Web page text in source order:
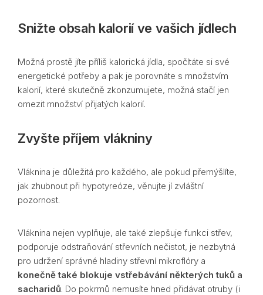
Snižte obsah kalorií ve vašich jídlech
Možná prostě jíte příliš kalorická jídla, spočítáte si své
energetické potřeby a pak je porovnáte s množstvím
kalorií, které skutečně zkonzumujete, možná stačí jen
omezit množství přijatých kalorií.
Zvyšte příjem vlákniny
Vláknina je důležitá pro každého, ale pokud přemýšlíte,
jak zhubnout při hypotyreóze, věnujte jí zvláštní
pozornost.
Vláknina nejen vyplňuje, ale také zlepšuje funkci střev,
podporuje odstraňování střevních nečistot, je nezbytná
pro udržení správné hladiny střevní mikroflóry a
konečně také blokuje vstřebávání některých tuků a
sacharidů. Do pokrmů nemusíte hned přidávat otruby (i